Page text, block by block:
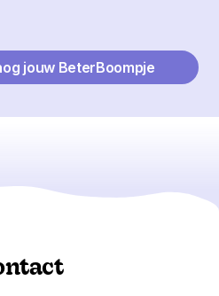
jouw BeterBoompje